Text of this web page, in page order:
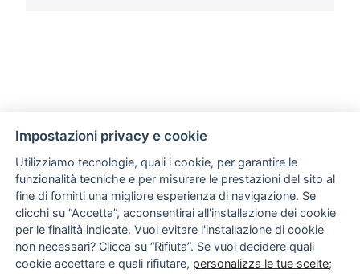
Impostazioni privacy e cookie
Utilizziamo tecnologie, quali i cookie, per garantire le
funzionalità tecniche e per misurare le prestazioni del sito al
fine di fornirti una migliore esperienza di navigazione. Se
clicchi su “Accetta”, acconsentirai all'installazione dei cookie
per le finalità indicate. Vuoi evitare l'installazione di cookie
non necessari? Clicca su “Rifiuta”. Se vuoi decidere quali
cookie accettare e quali rifiutare, personalizza le tue scelte;